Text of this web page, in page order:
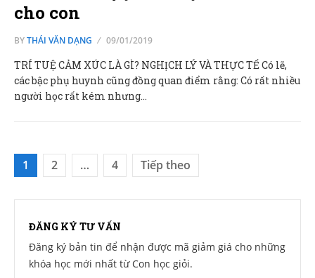
cho con
BYTHÁI VĂN DẠNG 09/01/2019
TRÍ TUỆ CẢM XÚC LÀ GÌ? NGHỊCH LÝ VÀ THỰC TẾ Có lẽ,
các bậc phụ huynh cũng đồng quan điểm rằng: Có rất nhiều
người học rất kém nhưng…
Điều hướng bài viết
1 2 … 4 Tiếp theo
ĐĂNG KÝ TƯ VẤN
Đăng ký bản tin để nhận được mã giảm giá cho những
khóa học mới nhất từ Con học giỏi.